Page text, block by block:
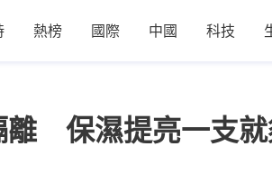
熱榜 國際 中國 科技
離 保濕提亮一支